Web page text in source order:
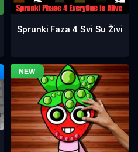
Sprunki Faza 4 Svi Su Živi